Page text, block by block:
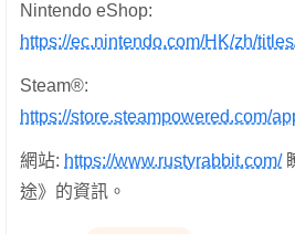
Nintendo eShop:
https://ec.nintendo.com/HK/zh/
Steam®:
https://store.steampowered.com/
網站: https://www.rustyrabbit.com/
途》的資訊。